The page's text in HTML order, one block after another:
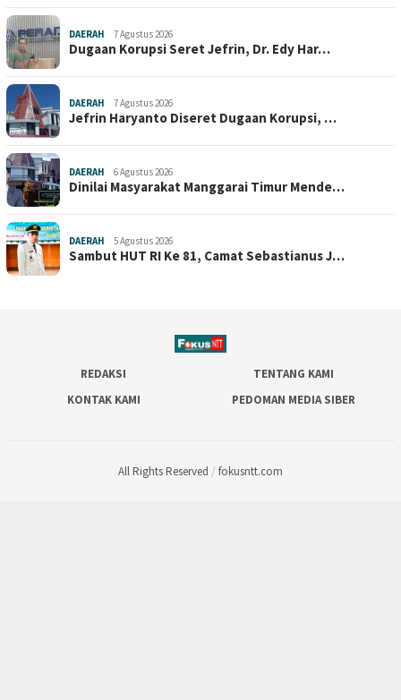
DAERAH 7 Agustus 2026
Dugaan Korupsi Seret Jefrin, Dr. Edy Har…
DAERAH 7 Agustus 2026
Jefrin Haryanto Diseret Dugaan Korupsi, …
DAERAH 6 Agustus 2026
Dinilai Masyarakat Manggarai Timur Mende…
DAERAH 5 Agustus 2026
Sambut HUT RI Ke 81, Camat Sebastianus J…
REDAKSI
TENTANG KAMI
KONTAK KAMI
PEDOMAN MEDIA SIBER
All Rights Reserved / fokusntt.com